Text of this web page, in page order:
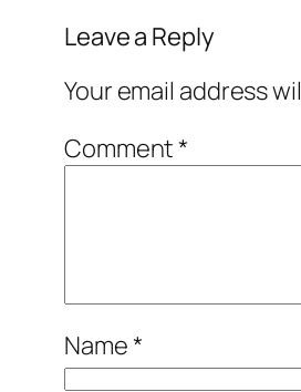
Leave a Reply
Your email address
Comment*
Name*